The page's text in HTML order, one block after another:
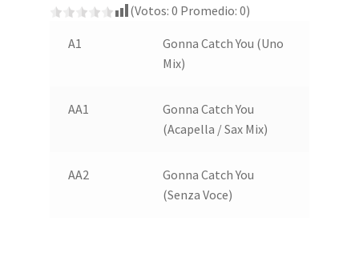
(Votos: 0 Promedio: 0)
A1
Gonna Catch You (Uno
Mix)
AA1
Gonna Catch You
(Acapella / Sax Mix)
AA2
Gonna Catch You
(Senza Voce)